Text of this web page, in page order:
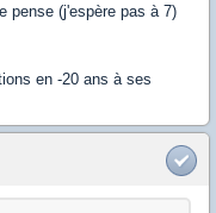
pense (j'espère pas à 7)
en -20 ans à ses